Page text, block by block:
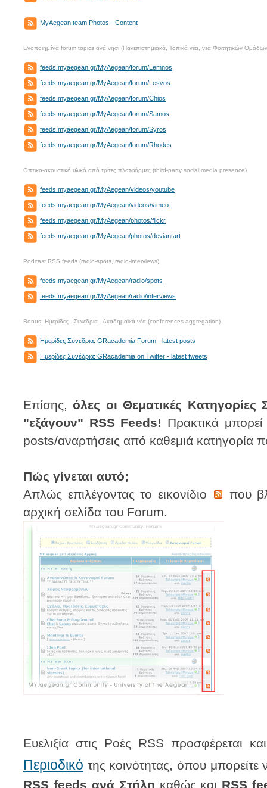
MyAegean team Photos - Content
Eνοποιημένα forum topics ανά νησί (Πανεπιστημιακά, Τοπικά νέα, νεα Φοιτητικών
feeds.myaegean.gr/MyAegean/forum/Lemnos
feeds.myaegean.gr/MyAegean/forum/Lesvos
feeds.myaegean.gr/MyAegean/forum/Chios
feeds.myaegean.gr/MyAegean/forum/Samos
feeds.myaegean.gr/MyAegean/forum/Syros
feeds.myaegean.gr/MyAegean/forum/Rhodes
Οπτικο-ακουστικό υλικό από τρίτες πλατφόρμες (third-party social media presence)
feeds.myaegean.gr/MyAegean/videos/youtube
feeds.myaegean.gr/MyAegean/videos/vimeo
feeds.myaegean.gr/MyAegean/photos/flickr
feeds.myaegean.gr/MyAegean/photos/deviantart
Podcast RSS feeds (radio-spots, radio-interviews)
feeds.myaegean.gr/MyAegean/radio/spots
feeds.myaegean.gr/MyAegean/radio/interviews
Bonus: Ημερίδες - Συνέδρια - Ακαδημαϊκά νέα (conferences aggregation)
Ημερίδες Συνέδρια: GRacademia Forum - latest posts
Ημερίδες Συνέδρια: GRacademia on Twitter - latest tweets
Επίσης,όλες οι Θεματικές
"εξάγουν" RSS Feeds! Πρακτικά μπορεί
posts/αναρτήσεις από καθεμιά κατηγορία
Πώς γίνεται αυτό;
Απλώς επιλέγοντας το εικονίδιο
που
αρχική σελίδα του Forum.
Ευελιξία στις Ροές RSS προσφέρεται
Περιοδικό της κοινότητας, όπου μπορείτε